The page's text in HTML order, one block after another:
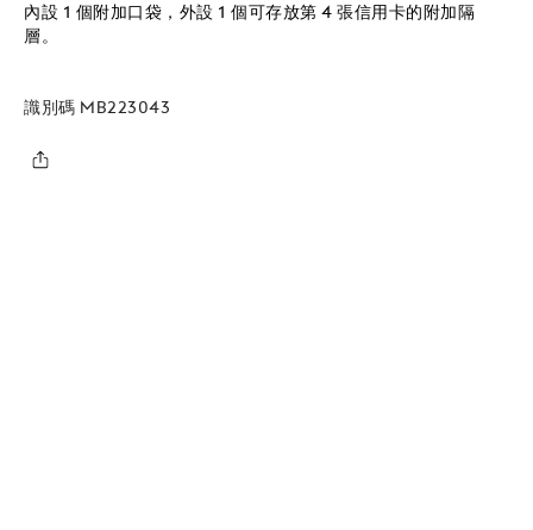
內設 1 個附加口袋，外設 1 個可存放第 4 張信用卡的附加隔
層。
識別碼 MB223043